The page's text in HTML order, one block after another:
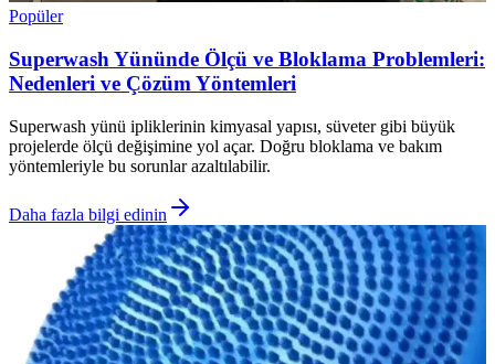
Popüler
Superwash Yününde Ölçü ve Bloklama Problemleri:
Nedenleri ve Çözüm Yöntemleri
Superwash yünü ipliklerinin kimyasal yapısı, süveter gibi büyük
projelerde ölçü değişimine yol açar. Doğru bloklama ve bakım
yöntemleriyle bu sorunlar azaltılabilir.
Daha fazla bilgi edinin